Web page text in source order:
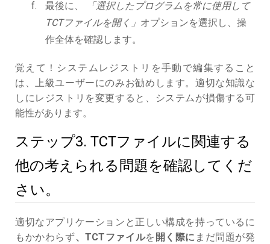
最後に、
「選択したプログラムを常に使用して
TCTファイルを開く」 オプションを選択し、操
作全体を確認します。
覚えて！システムレジストリを手動で編集すること
は、上級ユーザーにのみお勧めします。適切な知識な
しにレジストリを変更すると、システムが損傷する可
能性があります。
ステップ3. TCTファイルに関連する
他の考えられる問題を確認してくだ
さい。
適切なアプリケーションと正しい構成を持っているに
もかかわらず、TCTファイルを 開く際に まだ問題が発